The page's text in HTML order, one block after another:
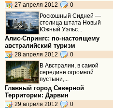
27 апреля 2012
0
Роскошный Сидней —
столица штата Новый
Южный Уэльс...
Алис-Спрингс: по-настоящему
австралийский туризм
28 апреля 2012
0
В Австралии, в самой
середине огромной
пустыни,...
Главный город Северной
Территории: Дарвин
29 апреля 2012
0